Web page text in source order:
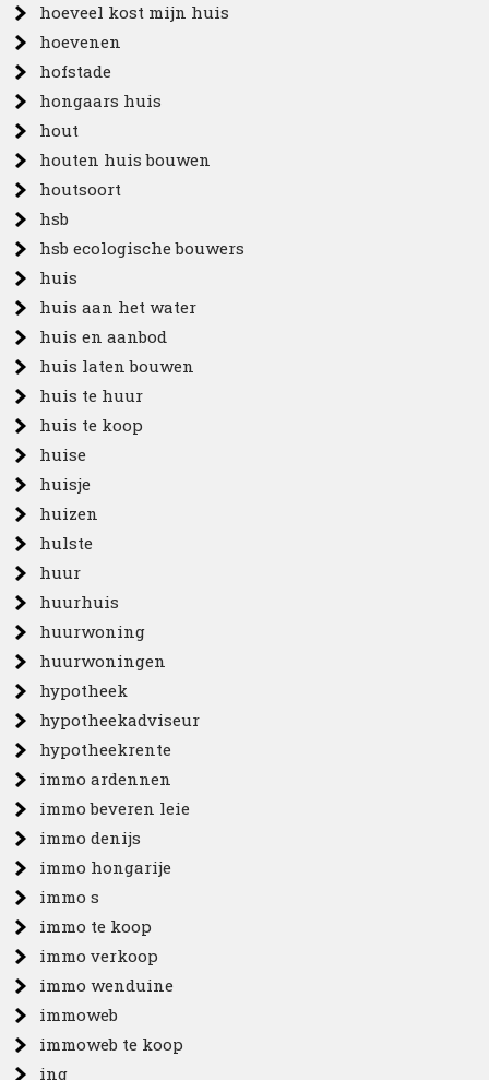
hoeveel kost mijn huis
hoevenen
hofstade
hongaars huis
hout
houten huis bouwen
houtsoort
hsb
hsb ecologische bouwers
huis
huis aan het water
huis en aanbod
huis laten bouwen
huis te huur
huis te koop
huise
huisje
huizen
hulste
huur
huurhuis
huurwoning
huurwoningen
hypotheek
hypotheekadviseur
hypotheekrente
immo ardennen
immo beveren leie
immo denijs
immo hongarije
immo s
immo te koop
immo verkoop
immo wenduine
immoweb
immoweb te koop
ing